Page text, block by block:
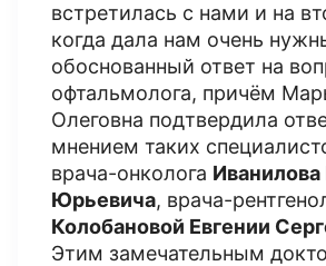
встретилась с нами и на
когда дала нам очень
обоснованный ответ на
офтальмолога, причём
Олеговна подтвердила
мнением таких
врача-онколога
Юрьевича, врача-
Колобановой Евгении
Этим замечательным